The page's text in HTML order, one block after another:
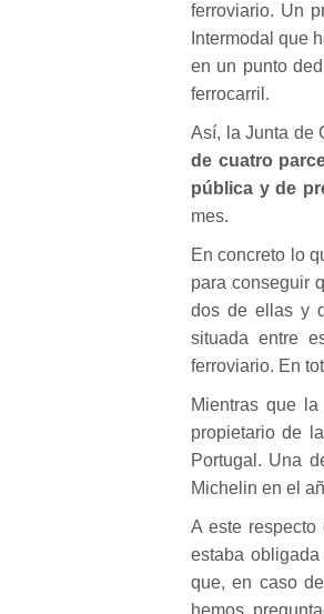
ferroviario. Un
Intermodal que
en un punto
ferrocarril.
Así, la Junta de
de cuatro
pública y de
mes.
En concreto lo
para conseguir q
dos de ellas y
situada entre
ferroviario. En
Mientras que
propietario de
Portugal. Una
Michelin en el
A este respecto
estaba
que, en caso
hemos